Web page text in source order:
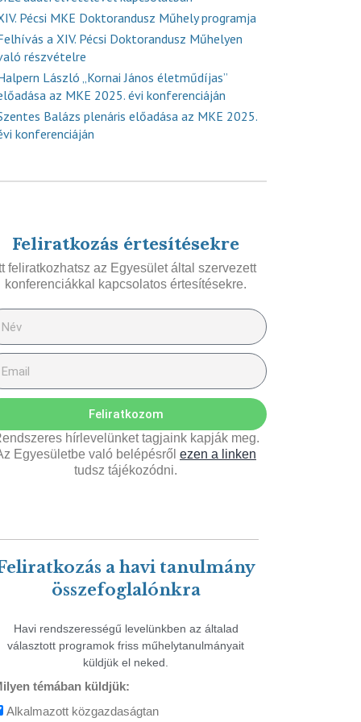
Pécsi MKE Doktorandusz Műhely programja
a XIV. Pécsi Doktorandusz Műhelyen
részvételre
László „Kornai János életműdíjas”
az MKE 2025. évi konferenciáján
Balázs plenáris előadása az MKE 2025.
konferenciáján
Feliratkozás értesítésekre
feliratkozhatsz az Egyesület által szervezett
konferenciákkal kapcsolatos értesítésekre.
Feliratkozom
hírlevelünket tagjaink kapják meg.
Egyesületbe való belépésről ezen a linken
tudsz tájékozódni.
a havi tanulmány
összefoglalónkra
Havi rendszerességű levelünkben az általad
választott programok friss műhelytanulmányait
küldjük el neked.
témában küldjük:
Alkalmazott közgazdaságtan